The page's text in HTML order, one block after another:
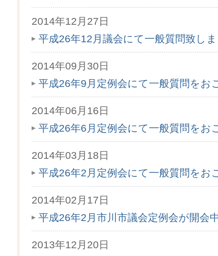
2014年12月27日
平成26年12月議会にて一般質問致し
2014年09月30日
平成26年9月定例会にて一般質問をお
2014年06月16日
平成26年6月定例会にて一般質問をお
2014年03月18日
平成26年2月定例会にて一般質問をお
2014年02月17日
平成26年2月市川市議会定例会が開会
2013年12月20日